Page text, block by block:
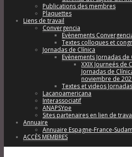
Publications des membres
Plaquettes
Liens de travail
Convergencia
Evènements
Textes colloques et
Jornadas de Clínica
Evènements Jornadas de
XXIX Journeés de
Jornadas de
noviembre de
Textes et videos
Lacanoamericana
Interassociatif
ANAPSYpe
Sites partenaires en lien de
Annuaire
Annuaire Espagne-France-
ACCÈS MEMBRES